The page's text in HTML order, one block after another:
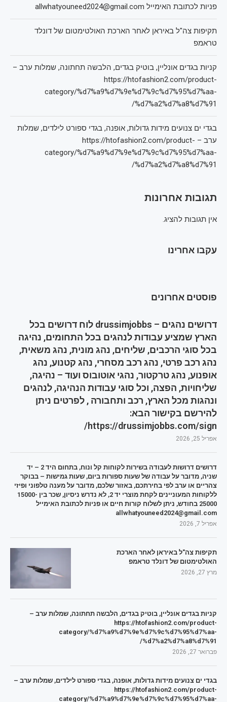
פניות לכתובת האימייל allwhatyouneed2024@gmail.com
תקיפות צה"ל באיראן לאחר הארכת האולטימטום של דונלד
טראמפ
קניות בגדים אונליין, בוטיק בגדים, הלבשה תחתונה, שמלות ערב –
https://htofashion2.com/product-
category/%d7%a9%d7%9e%d7%9c%d7%95%d7%aa-
%d7%a2%d7%a8%d7%91/
בגדי ים צנועים מידות גדולות, אופנה, בגדי ספורט לילדים, שמלות
ערב – https://htofashion2.com/product-
category/%d7%a9%d7%9e%d7%9c%d7%95%d7%aa-
%d7%a2%d7%a8%d7%91/
תגובות אחרונות
אין תגובות להציג.
עקבו אחרינו
פוסטים אחרונים
דרושים נהגים – drussimjobbs לוח דרושים בכל
הארץ שמציע עבודות לנהגים בכל התחומים, נהיגה
בכל סוגי הרכבים, שליחים, נהג מונית, נהג משאית,
נהג רכב פרטי, נהג רכב מסחרי, נהג קטנוע, נהג
אופנוע, נהג טרקטור, נהגי אוטובוס ועוד – נהיגה,
שליחויות, הפצה, וכל סוגי עבודות הנהיגה, לנהגים
ונהגות מכל הארץ, רכב ותחבורה , לפרטים ניתן
להירשם בקישור הבא:
https://drussimjobbs.com/sign/
אפריל 25, 2026
דרושים דרושות לעבודה בשירות לקוחות קל ונוח, בתחום היד 2 – יד
שניה, מדובר על עבודה של שעות ספורות ביום, שעות גמישות – בבוקר
צהריים או ערב לפי בחירתכם, באזור שלכם, מדובר על מענה טלפוני ופיזי
ללקוחות המעוניינים לקחת מוצרי יד 2, לא נדרש ניסיון, שכר בין 15000-
25000 בחודש, ניתן לשלוח קורות חיים או פניות לכתובת האימייל
allwhatyouneed2024@gmail.com
אפריל 7, 2026
תקיפות צה"ל באיראן לאחר הארכת
האולטימטום של דונלד טראמפ
מרץ 27, 2026
קניות בגדים אונליין, בוטיק בגדים, הלבשה תחתונה, שמלות ערב –
https://htofashion2.com/product-
category/%d7%a9%d7%9e%d7%9c%d7%95%d7%aa-
%d7%a2%d7%a8%d7%91/
פברואר 27, 2026
בגדי ים צנועים מידות גדולות, אופנה, בגדי ספורט לילדים, שמלות ערב –
https://htofashion2.com/product-
category/%d7%a9%d7%9e%d7%9c%d7%95%d7%aa-